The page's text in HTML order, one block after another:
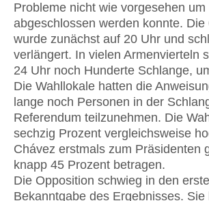
Probleme nicht wie vorgesehen
abgeschlossen werden konnte.
wurde zunächst auf 20 Uhr und
verlängert. In vielen Armenvierteln
24 Uhr noch Hunderte Schlange,
Die Wahllokale hatten die
lange noch Personen in der
Referendum teilzunehmen. Die
sechzig Prozent vergleichsweise
Chávez erstmals zum Präsidenten
knapp 45 Prozent betragen.
Die Opposition schwieg in den
Bekanntgabe des Ergebnisses.